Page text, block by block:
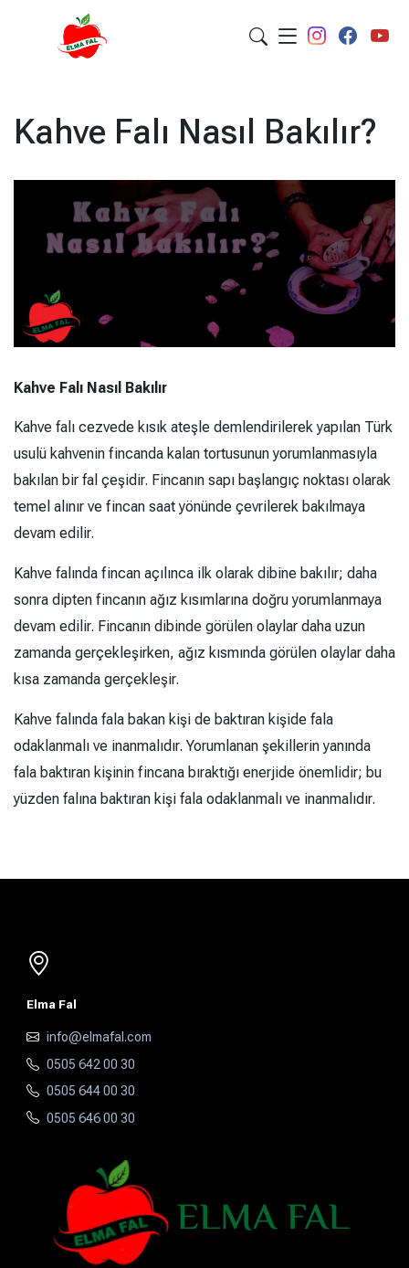
Kahve Falı Nasıl Bakılır?
Kahve Falı Nasıl Bakılır
Kahve falı cezvede kısık ateşle demlendirilerek yapılan Türk
usulü kahvenin fincanda kalan tortusunun yorumlanmasıyla
bakılan bir fal çeşidir. Fincanın sapı başlangıç noktası olarak
temel alınır ve fincan saat yönünde çevrilerek bakılmaya
devam edilir.
Kahve falında fincan açılınca ilk olarak dibine bakılır; daha
sonra dipten fincanın ağız kısımlarına doğru yorumlanmaya
devam edilir. Fincanın dibinde görülen olaylar daha uzun
zamanda gerçekleşirken, ağız kısmında görülen olaylar daha
kısa zamanda gerçekleşir.
Kahve falında fala bakan kişi de baktıran kişide fala
odaklanmalı ve inanmalıdır. Yorumlanan şekillerin yanında
fala baktıran kişinin fincana bıraktığı enerjide önemlidir; bu
yüzden falına baktıran kişi fala odaklanmalı ve inanmalıdır.
Elma Fal
info@elmafal.com
0505 642 00 30
0505 644 00 30
0505 646 00 30